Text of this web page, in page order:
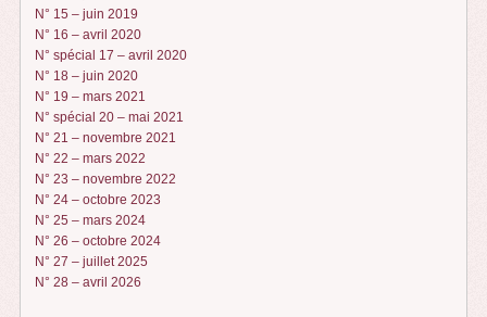
N° 15 – juin 2019
N° 16 – avril 2020
N° spécial 17 – avril 2020
N° 18 – juin 2020
N° 19 – mars 2021
N° spécial 20 – mai 2021
N° 21 – novembre 2021
N° 22 – mars 2022
N° 23 – novembre 2022
N° 24 – octobre 2023
N° 25 – mars 2024
N° 26 – octobre 2024
N° 27 – juillet 2025
N° 28 – avril 2026